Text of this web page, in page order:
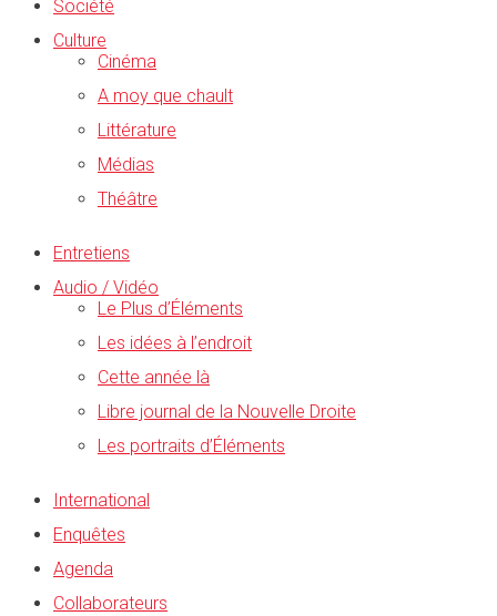
Société
Culture
Cinéma
A moy que chault
Littérature
Médias
Théâtre
Entretiens
Audio / Vidéo
Le Plus d’Éléments
Les idées à l’endroit
Cette année là
Libre journal de la Nouvelle Droite
Les portraits d’Éléments
International
Enquêtes
Agenda
Collaborateurs